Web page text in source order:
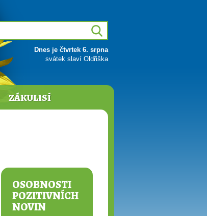
Dnes je čtvrtek 6. srpna
svátek slaví Oldřiška
ZÁKULISÍ
OSOBNOSTI
POZITIVNÍCH
NOVIN